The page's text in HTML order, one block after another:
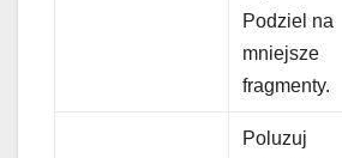
Podziel na
mniejsze
fragmenty.
Poluzuj